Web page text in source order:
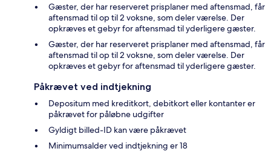
Gæster, der har reserveret prisplaner med aftensmad, får
aftensmad til op til 2 voksne, som deler værelse. Der
opkræves et gebyr for aftensmad til yderligere gæster.
Gæster, der har reserveret prisplaner med aftensmad, får
aftensmad til op til 2 voksne, som deler værelse. Der
opkræves et gebyr for aftensmad til yderligere gæster.
Påkrævet ved indtjekning
Depositum med kreditkort, debitkort eller kontanter er
påkrævet for påløbne udgifter
Gyldigt billed-ID kan være påkrævet
Minimumsalder ved indtjekning er 18